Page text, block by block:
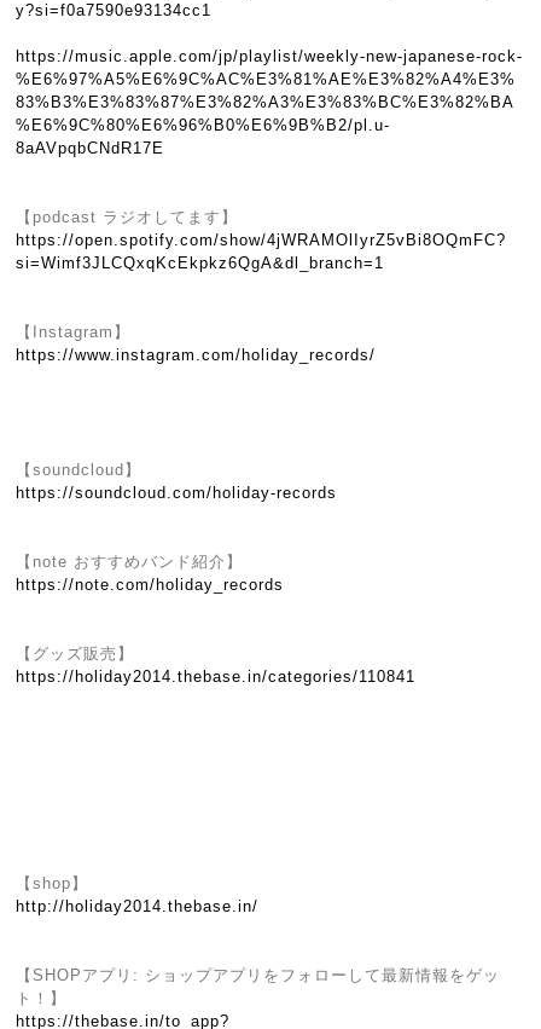
y?si=f0a7590e93134cc1
https://music.apple.com/jp/playlist/weekly-new-japanese-rock-
%E6%97%A5%E6%9C%AC%E3%81%AE%E3%82%A4%E3%
83%B3%E3%83%87%E3%82%A3%E3%83%BC%E3%82%BA
%E6%9C%80%E6%96%B0%E6%9B%B2/pl.u-
8aAVpqbCNdR17E
【podcast ラジオしてます】
https://open.spotify.com/show/4jWRAMOlIyrZ5vBi8OQmFC?
si=Wimf3JLCQxqKcEkpkz6QgA&dl_branch=1
【Instagram】
https://www.instagram.com/holiday_records/
【soundcloud】
https://soundcloud.com/holiday-records
【note おすすめバンド紹介】
https://note.com/holiday_records
【グッズ販売】
https://holiday2014.thebase.in/categories/110841
【shop】
http://holiday2014.thebase.in/
【SHOPアプリ: ショップアプリをフォローして最新情報をゲッ
ト！】
https://thebase.in/to_app?